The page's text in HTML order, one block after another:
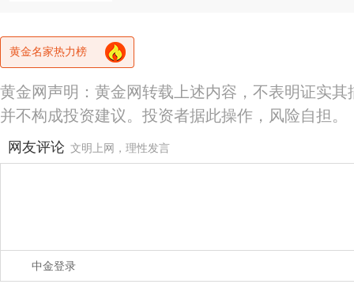
黄金名家热力榜
黄金网声明：黄金网转载上述内容，不表明证实
并不构成投资建议。投资者据此操作，风险自担。
网友评论 文明上网，理性发言
中金登录